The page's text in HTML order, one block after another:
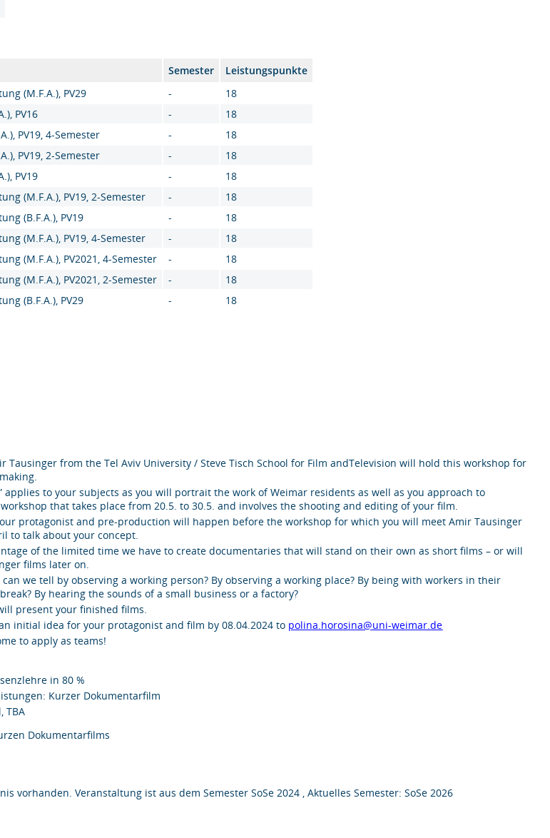
Semester
Leistungspunkte
(M.F.A.), PV29 -
18
PV16 -
18
PV19, 4-Semester -
18
PV19, 2-Semester -
18
PV19 -
18
(M.F.A.), PV19, 2-Semester -
18
(B.F.A.), PV19 -
18
(M.F.A.), PV19, 4-Semester -
18
(M.F.A.), PV2021, 4-Semester -
18
(M.F.A.), PV2021, 2-Semester -
18
(B.F.A.), PV29 - 18
Tausinger from the Tel Aviv University / Steve Tisch School for Film andTelevision will hold this workshop for
applies to your subjects as you will portrait the work of Weimar residents as well as you approach to
that takes place from 20.5. to 30.5. and involves the shooting and editing of your film.
protagonist and pre-production will happen before the workshop for which you will meet Amir Tausinger
to talk about your concept.
of the limited time we have to create documentaries that will stand on their own as short films – or will
films later on.
we tell by observing a working person? By observing a working place? By being with workers in their
By hearing the sounds of a small business or a factory?
present your finished films.
initial idea for your protagonist and film by 08.04.2024 to polina.horosina@uni-weimar.de
to apply as teams!
in 80 %
Kurzer Dokumentarfilm
TBA
Dokumentarfilms
vorhanden. Veranstaltung ist aus dem Semester SoSe 2024 , Aktuelles Semester: SoSe 2026